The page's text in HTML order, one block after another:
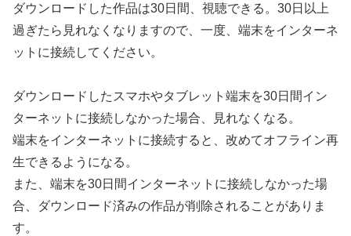
ダウンロードした作品は30日間、視聴できる。30日以上
過ぎたら見れなくなりますので、一度、端末をインターネ
ットに接続してください。
ダウンロードしたスマホやタブレット端末を30日間イン
ターネットに接続しなかった場合、見れなくなる。
端末をインターネットに接続すると、改めてオフライン再
生できるようになる。
また、端末を30日間インターネットに接続しなかった場
合、ダウンロード済みの作品が削除されることがありま
す。